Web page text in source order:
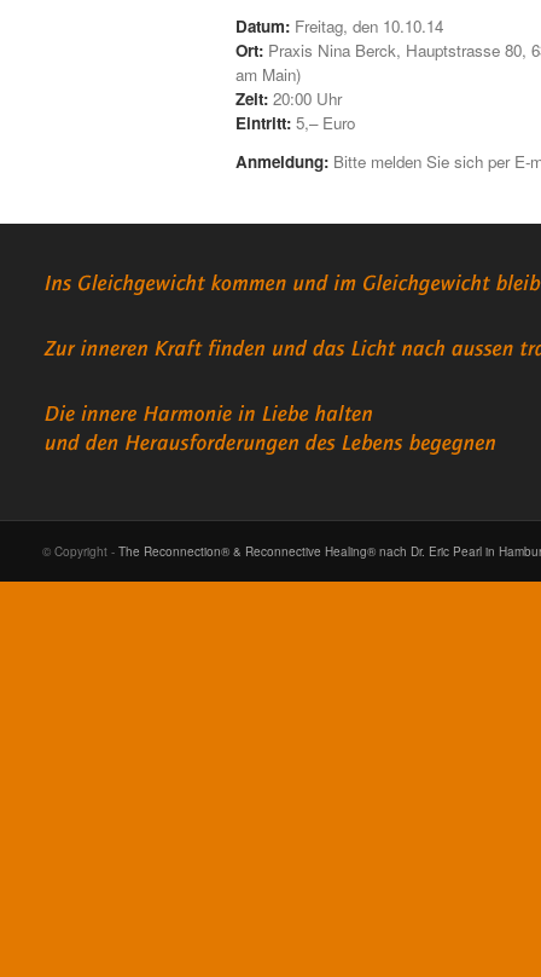
Datum: Freitag, den 10.10.14
Ort: Praxis Nina Berck, Hauptstrasse 80,
am Main)
Zeit: 20:00 Uhr
Eintritt: 5,– Euro
Anmeldung: Bitte melden Sie sich per E-
© Copyright - The Reconnection® & Reconnective Healing® nach Dr. Eric Pearl in